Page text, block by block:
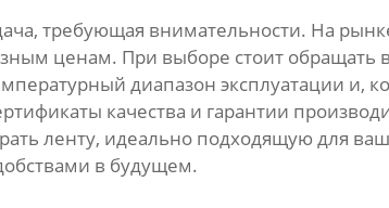
требующая внимательности. На
ценам. При выборе стоит обращать
диапазон эксплуатации и,
качества и гарантии
ленту, идеально подходящую для
в будущем.